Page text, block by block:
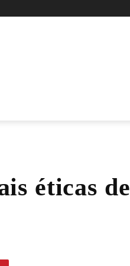
éticas de